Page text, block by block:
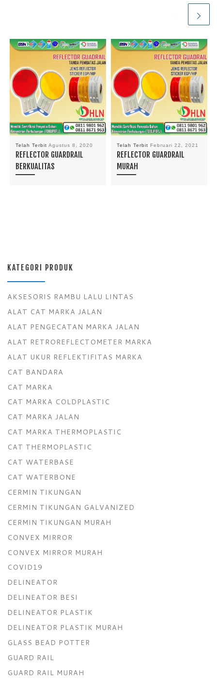
Telah Terbit Agustus 8, 2020
REFLECTOR GUARDRAIL
BERKUALITAS
Telah Terbit Februari 22, 2021
REFLECTOR GUARDRAIL
MURAH
KATEGORI PRODUK
AKSESORIS RAMBU LALU LINTAS
ALAT CAT MARKA JALAN
ALAT PENGECATAN MARKA JALAN
ALAT RETROREFLECTOMETER MARKA
ALAT UKUR REFLEKTIFITAS MARKA
CAT BANDARA
CAT MARKA
CAT MARKA COLDPLASTIC
CAT MARKA JALAN
CAT MARKA THERMOPLASTIC
CAT THERMOPLASTIC
CAT WATERBASE
CAT WATERBONE
CERMIN TIKUNGAN
CERMIN TIKUNGAN GALVANIZED
CERMIN TIKUNGAN MURAH
CONVEX MIRROR
CONVEX MIRROR MURAH
COVID19
DELINEATOR
DELINEATOR BESI
DELINEATOR PLASTIK
DELINEATOR PLASTIK MURAH
GLASS BEAD POTTER
GUARD RAIL
GUARD RAIL MURAH